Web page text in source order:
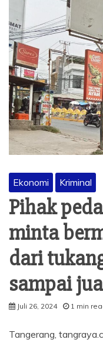
Ekonomi Kriminal
Pihak
minta
dari
sampai
Juli 26, 2024 1 min
Tangerang,